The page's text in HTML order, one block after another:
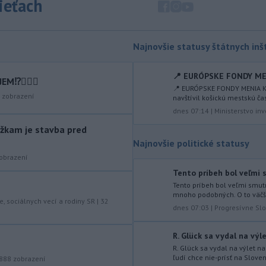
centristického premiéra Attala. Ako
vládny úrad Viginum a s „vysokou
mierou istoty“ pripísal proruskej
dezinformačnej sieti s názvom
železničnom priecestí v Lozorne
nákladného vlaku s osobným
motorovým vozidlom.
Úrady v severovýchodnej
zatúlané mláďa hrocha. Na brehu
rieky ho našli rybári so známkami
podvýživy. Ide o jedinca z približne
zobrazení
je stavba pred
sociálnych vecí a rodiny SR | 32
zobrazení
Najnovšie statusy štátnych
📍 EURÓPSKE FONDY
📍 EURÓPSKE FONDY
navštívil košickú mestskú
dnes 07:14 | Ministerstvo
Najnovšie politické statusy
Tento príbeh bol veľmi
Tento príbeh bol veľmi
mnoho podobných. O to
dnes 07:03 | Progresívne
R. Glück sa vydal na
R. Glück sa vydal na výlet
ľudí chce nie-prísť na